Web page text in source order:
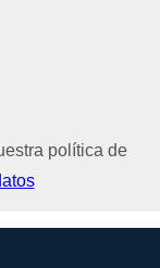
política de